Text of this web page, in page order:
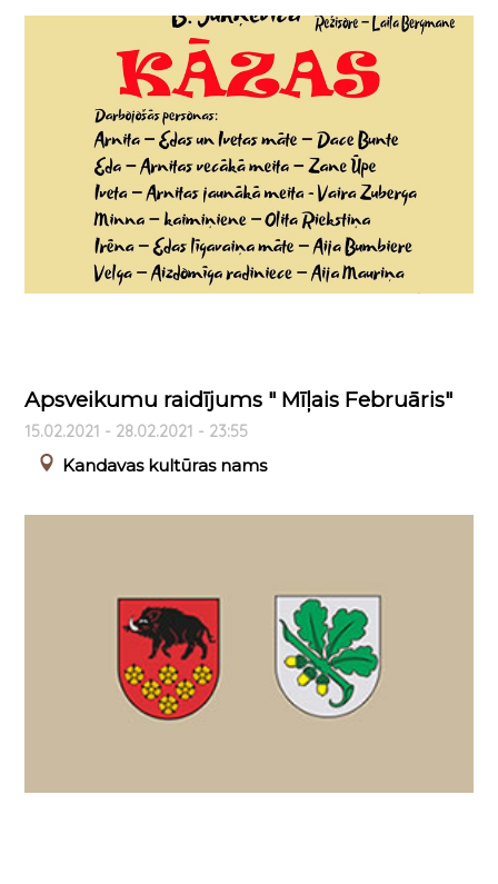
Apsveikumu raidījums " Mīļais Februāris"
15.02.2021 - 28.02.2021 - 23:55
Kandavas kultūras nams